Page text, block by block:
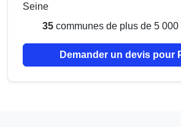
Seine
35 communes de plus de 5
Demander un devis pour